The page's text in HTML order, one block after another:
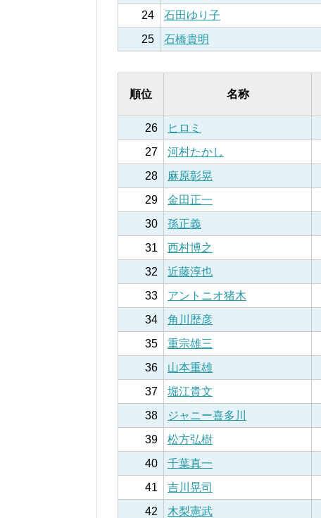
24
石田ゆり子
25
石橋貴明
順位 名称
26
ヒロミ
27
河村たかし
28
麻原彰晃
29
金田正一
30
孫正義
31
西村博之
32
近藤淳也
33
アントニオ猪木
34
角川歴彦
35
重宗雄三
36
山本重雄
37
堀江貴文
38
ジャニー喜多川
39
松方弘樹
40
千葉真一
41
吉川晃司
42
木梨憲武